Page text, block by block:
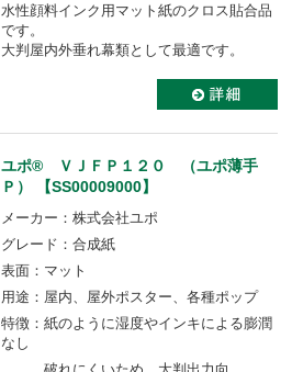
水性顔料インク用マット紙のクロス貼合品
です。
大判屋内外垂れ幕類として最適です。
ユポ® ＶＪＦＰ１２０ （ユポ薄手
Ｐ） 【SS00009000】
メーカー：株式会社ユポ
グレード：合成紙
表面：マット
用途：屋内、屋外ポスター、各種ポップ
特徴：紙のように湿度やインキによる膨潤
なし